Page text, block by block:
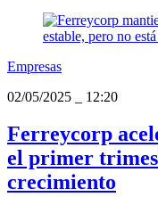
Empresas
02/05/2025
12:20
Ferreycorp
el primer
crecimiento